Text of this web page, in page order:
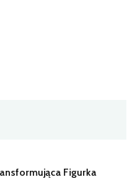
Figurka